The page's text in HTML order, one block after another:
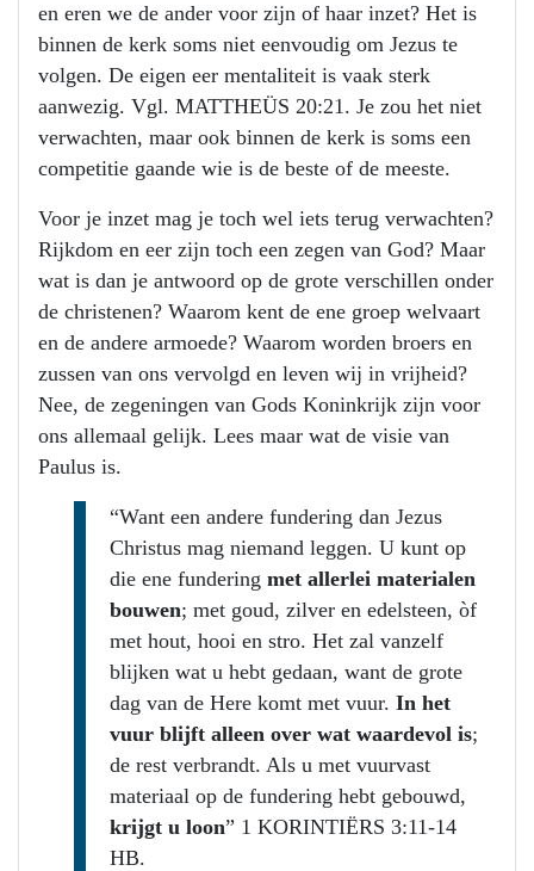
en eren we de ander voor zijn of haar inzet? Het is
binnen de kerk soms niet eenvoudig om Jezus te
volgen. De eigen eer mentaliteit is vaak sterk
aanwezig. Vgl. MATTHEÜS 20:21. Je zou het niet
verwachten, maar ook binnen de kerk is soms een
competitie gaande wie is de beste of de meeste.
Voor je inzet mag je toch wel iets terug verwachten?
Rijkdom en eer zijn toch een zegen van God? Maar
wat is dan je antwoord op de grote verschillen onder
de christenen? Waarom kent de ene groep welvaart
en de andere armoede? Waarom worden broers en
zussen van ons vervolgd en leven wij in vrijheid?
Nee, de zegeningen van Gods Koninkrijk zijn voor
ons allemaal gelijk. Lees maar wat de visie van
Paulus is.
“Want een andere fundering dan Jezus
Christus mag niemand leggen. U kunt op
die ene fundering met allerlei materialen
bouwen; met goud, zilver en edelsteen, òf
met hout, hooi en stro. Het zal vanzelf
blijken wat u hebt gedaan, want de grote
dag van de Here komt met vuur. In het
vuur blijft alleen over wat waardevol is;
de rest verbrandt. Als u met vuurvast
materiaal op de fundering hebt gebouwd,
krijgt u loon” 1 KORINTIËRS 3:11-14
HB.